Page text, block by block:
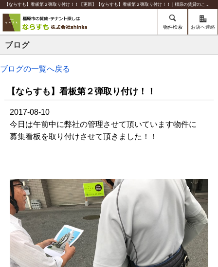
【ならすも】看板第２弾取り付け！！【更新】【ならすも】看板第２弾取り付け！！ | 橿原の賃貸のことならならすも【株式会社shinka】
物件検索 お店へ連絡
ブログ
ブログの一覧へ戻る
【ならすも】看板第２弾取り付け！！
2017-08-10
今日は午前中に弊社の管理させて頂いています物件に
募集看板を取り付けさせて頂きました！！